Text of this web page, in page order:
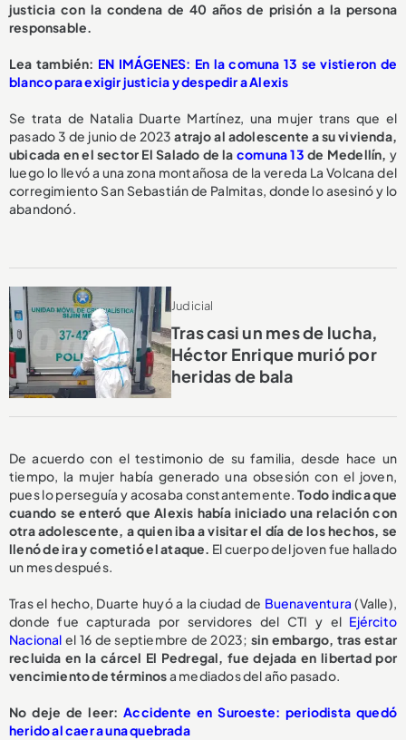
justicia con la condena de 40 años de prisión a la persona
responsable.
Lea también: EN IMÁGENES: En la comuna 13 se vistieron de
blanco para exigir justicia y despedir a Alexis
Se trata de Natalia Duarte Martínez, una mujer trans que el
pasado 3 de junio de 2023atrajo al adolescente a su vivienda,
ubicada en el sector El Salado de la comuna 13 de Medellín, y
luego lo llevó a una zona montañosa de la vereda La Volcana del
corregimiento San Sebastián de Palmitas, donde lo asesinó y lo
abandonó.
Judicial
Tras casi un mes de lucha,
Héctor Enrique murió por
heridas de bala
De acuerdo con el testimonio de su familia, desde hace un
tiempo, la mujer había generado una obsesión con el joven,
pues lo perseguía y acosaba constantemente.Todo indica que
cuando se enteró que Alexis había iniciado una relación con
otra adolescente, a quien iba a visitar el día de los hechos, se
llenó de ira y cometió el ataque. El cuerpo del joven fue hallado
un mes después.
Tras el hecho, Duarte huyó a la ciudad de Buenaventura(Valle),
donde fue capturada por servidores del CTI y el Ejército
Nacional el 16 de septiembre de 2023; sin embargo, tras estar
recluida en la cárcel El Pedregal, fue dejada en libertad por
vencimiento de términosa mediados del año pasado.
No deje de leer:Accidente en Suroeste: periodista quedó
herido al caer a una quebrada